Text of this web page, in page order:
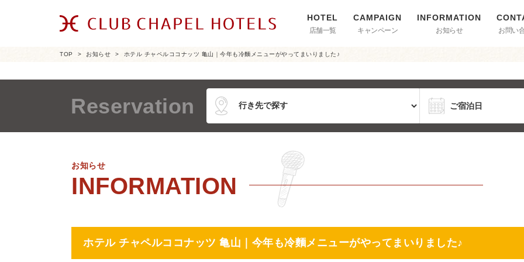
店舗一覧 キャンペーン お知らせ お問い
TOP お知らせ ホテル チャペルココナッツ 亀山｜今年も冷麵メニューがやってまいりました♪
Reservation
お知らせ
ホテル チャペルココナッツ 亀山｜今年も冷麵メニューがやってまいりました♪